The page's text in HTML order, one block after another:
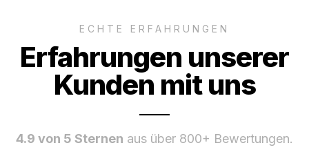
ECHTE ERFAHRUNGEN
Erfahrungen unserer
Kunden mit uns
4.9 von 5 Sternen aus über 800+ Bewertungen.